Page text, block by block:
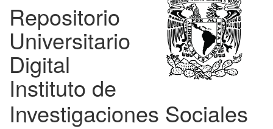
Repositorio
Universitario
Digital
Instituto de
Investigaciones Sociales